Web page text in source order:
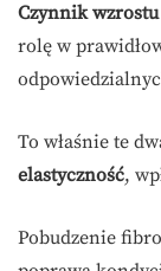
Czynnik
rolę w
To właśnie te
elastyczność,
Pobudzenie